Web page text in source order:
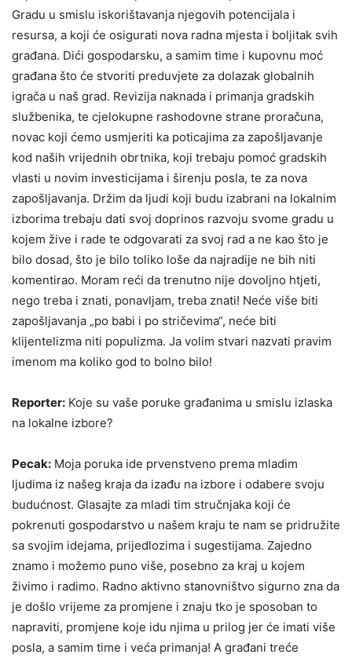
Gradu u smislu iskorištavanja njegovih potencijala i
resursa, a koji će osigurati nova radna mjesta i boljitak svih
građana. Dići gospodarsku, a samim time i kupovnu moć
građana što će stvoriti preduvjete za dolazak globalnih
igrača u naš grad. Revizija naknada i primanja gradskih
službenika, te cjelokupne rashodovne strane proračuna,
novac koji ćemo usmjeriti ka poticajima za zapošljavanje
kod naših vrijednih obrtnika, koji trebaju pomoć gradskih
vlasti u novim investicijama i širenju posla, te za nova
zapošljavanja. Držim da ljudi koji budu izabrani na lokalnim
izborima trebaju dati svoj doprinos razvoju svome gradu u
kojem žive i rade te odgovarati za svoj rad a ne kao što je
bilo dosad, što je bilo toliko loše da najradije ne bih niti
komentirao. Moram reći da trenutno nije dovoljno htjeti,
nego treba i znati, ponavljam, treba znati! Neće više biti
zapošljavanja „po babi i po stričevima“, neće biti
klijentelizma niti populizma. Ja volim stvari nazvati pravim
imenom ma koliko god to bolno bilo!
Reporter: Koje su vaše poruke građanima u smislu izlaska
na lokalne izbore?
Pecak: Moja poruka ide prvenstveno prema mladim
ljudima iz našeg kraja da izađu na izbore i odabere svoju
budućnost. Glasajte za mladi tim stručnjaka koji će
pokrenuti gospodarstvo u našem kraju te nam se pridružite
sa svojim idejama, prijedlozima i sugestijama. Zajedno
znamo i možemo puno više, posebno za kraj u kojem
živimo i radimo. Radno aktivno stanovništvo sigurno zna da
je došlo vrijeme za promjene i znaju tko je sposoban to
napraviti, promjene koje idu njima u prilog jer će imati više
posla, a samim time i veća primanja! A građani treće